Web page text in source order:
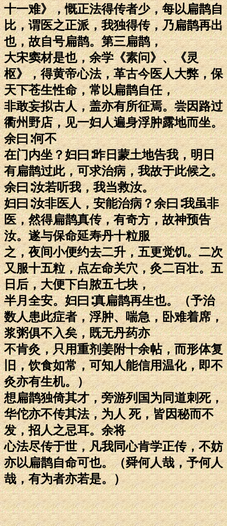
十一难》，慨正法得传者少，每以扁鹊自
比，谓医之正派，我独得传，乃扁鹊再出
也，故自号扁鹊。第三扁鹊，
大宋窦材是也，余学《素问》、《灵
枢》，得黄帝心法，革古今医人大弊，保
天下苍生性命，常以扁鹊自任，
非敢妄拟古人，盖亦有所征焉。尝因路过
衢州野店，见一妇人遍身浮肿露地而坐。
余曰∶何不
在门内坐？妇曰∶昨日蒙土地告我，明日
有扁鹊过此，可求治病，我故于此候之。
余曰∶汝若听我，我当救汝。
妇曰∶汝非医人，安能治病？余曰∶我虽非
医，然得扁鹊真传，有奇方，故神预告
汝。遂与保命延寿丹十粒服
之，夜间小便约去二升，五更觉饥。二次
又服十五粒，点左命关穴，灸二百壮。五
日后，大便下白脓五七块，
半月全安。妇曰∶真扁鹊再生也。（予治
数人患此症者，浮肿、喘急，卧难着席，
浆粥俱不入矣，既无丹药亦
不肯灸，只用重剂姜附十余帖，而形体复
旧，饮食如常，可知人能信用温化，即不
灸亦有生机。）
想扁鹊独倚其才，旁游列国为同道刺死，
华佗亦不传其法，为人 死，皆因秘而不
发，招人之忌耳。余将
心法尽传于世，凡我同心肯学正传，不妨
亦以扁鹊自命可也。（舜何人哉，予何人
哉，有为者亦若是。）